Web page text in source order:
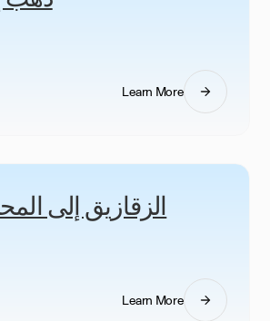
Learn More
الزقازيق إلى
Learn More